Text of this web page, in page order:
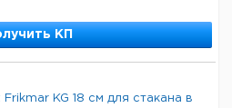
КП
KG 18 см для стакана в